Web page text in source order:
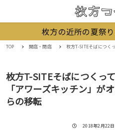
枚方の近所の夏祭
TOP 開店・閉店 枚方T-SITEそばにつくってたイタリアン
枚方T-SITEそばにつくっ
「アワーズキッチン」が
らの移転
投稿日
2018年2月22